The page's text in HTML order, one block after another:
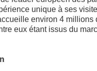
unique à ses
environ 4 millions
eux étant issus du